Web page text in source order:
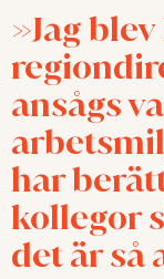
Jag
ansågs
har
kollegor
det är så